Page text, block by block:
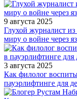
9 августа 2025
Глухой журналист из
миру о войне через
3 августа 2025
Как филолог
пауэрлифтинге для